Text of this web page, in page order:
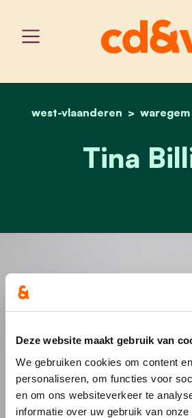
Deze website maakt gebruik van
We gebruiken cookies om content
personaliseren, om functies voor
en om ons websiteverkeer te
informatie over uw gebruik van
home
west-vlaanderen waregem
tina
Tina